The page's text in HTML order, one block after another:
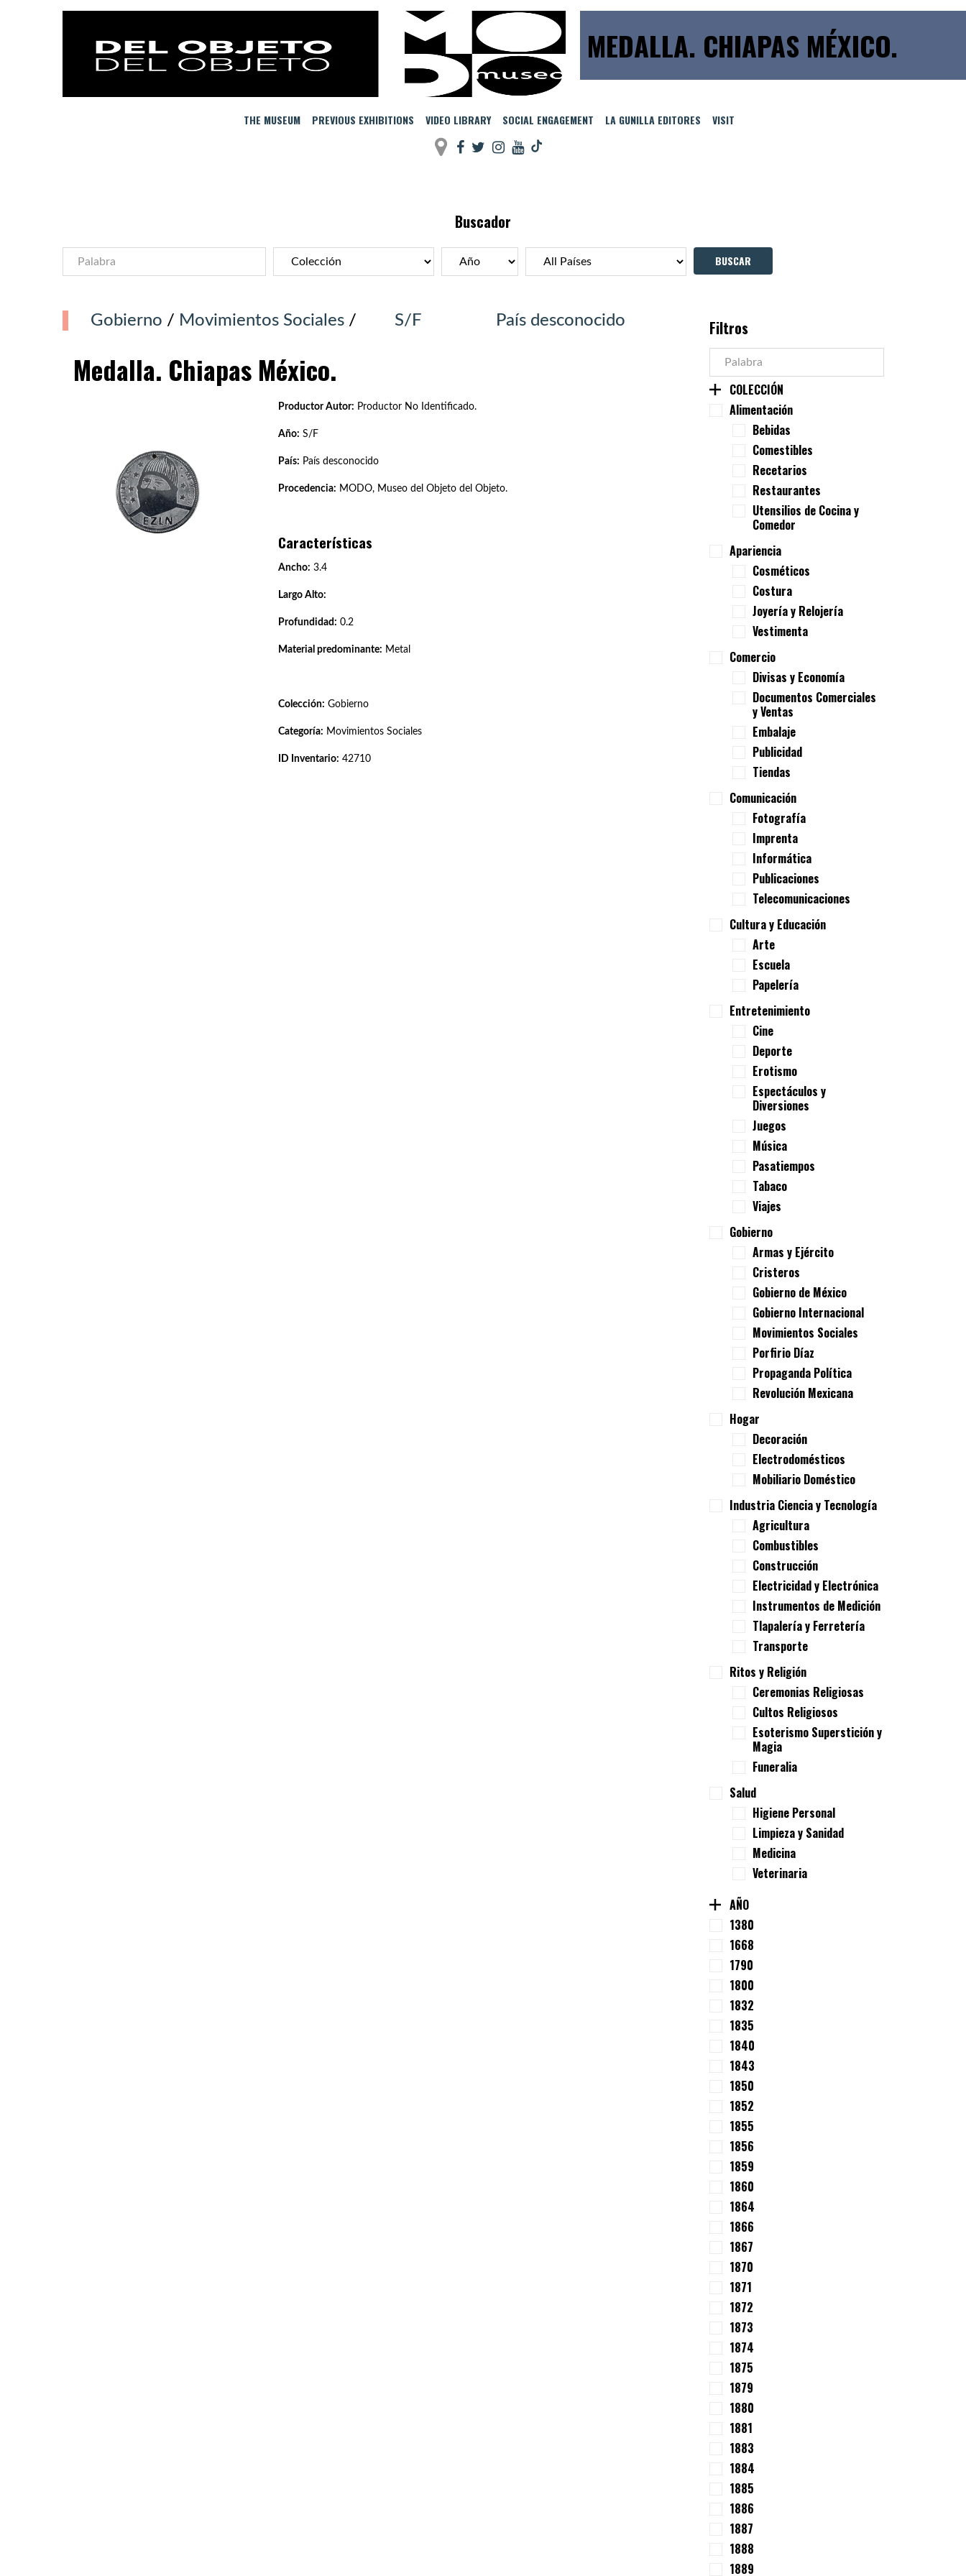
MEDALLA. CHIAPAS MÉXICO.
THE MUSEUM PREVIOUS EXHIBITIONS VIDEO LIBRARY SOCIAL ENGAGEMENT LA GUNILLA EDITORES VISIT
Buscador
Gobierno / Movimientos Sociales / S/F País desconocido
Medalla. Chiapas México.
Productor Autor: Productor No Identificado.
Año: S/F
País: País desconocido
Procedencia: MODO, Museo del Objeto del Objeto.
Características
Ancho: 3.4
Largo Alto:
Profundidad: 0.2
Material predominante: Metal
Colección: Gobierno
Categoría: Movimientos Sociales
ID Inventario: 42710
Filtros
COLECCIÓN
Alimentación
Bebidas
Comestibles
Recetarios
Restaurantes
Utensilios de Cocina y
Comedor
Apariencia
Cosméticos
Costura
Joyería y Relojería
Vestimenta
Comercio
Divisas y Economía
Documentos Comerciales
y Ventas
Embalaje
Publicidad
Tiendas
Comunicación
Fotografía
Imprenta
Informática
Publicaciones
Telecomunicaciones
Cultura y Educación
Arte
Escuela
Papelería
Entretenimiento
Cine
Deporte
Erotismo
Espectáculos y
Diversiones
Juegos
Música
Pasatiempos
Tabaco
Viajes
Gobierno
Armas y Ejército
Cristeros
Gobierno de México
Gobierno Internacional
Movimientos Sociales
Porfirio Díaz
Propaganda Política
Revolución Mexicana
Hogar
Decoración
Electrodomésticos
Mobiliario Doméstico
Industria Ciencia y Tecnología
Agricultura
Combustibles
Construcción
Electricidad y Electrónica
Instrumentos de Medición
Tlapalería y Ferretería
Transporte
Ritos y Religión
Ceremonias Religiosas
Cultos Religiosos
Esoterismo Superstición y
Magia
Funeralia
Salud
Higiene Personal
Limpieza y Sanidad
Medicina
Veterinaria
AÑO
1380
1668
1790
1800
1832
1835
1840
1843
1850
1852
1855
1856
1859
1860
1864
1866
1867
1870
1871
1872
1873
1874
1875
1879
1880
1881
1883
1884
1885
1886
1887
1888
1889